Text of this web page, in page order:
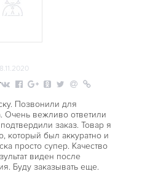
Позвонили для
Очень вежливо ответили
заказ. Товар я
который был аккуратно и
просто супер. Качество
виден после
Буду заказывать еще.